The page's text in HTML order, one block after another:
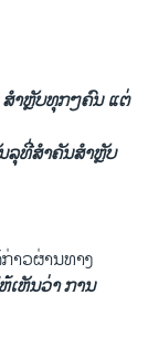
ສຳຫຼັບທຸກໆຄົນ ​ແຕ່​
ລຸ​ທີ່​ສຳຄັນສຳຫຼັບ
າວ​ຜ່ານທາງ
ເຫັນວ່າ ການ